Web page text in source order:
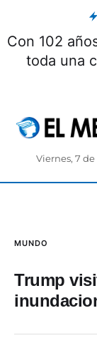
de
Con
toda
Viernes, 7
MUNDO
Trump